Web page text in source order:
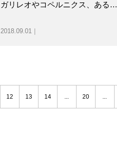
ガリレオやコペルニクス、ある…
2018.09.01｜
12 13 14 ... 20 ...